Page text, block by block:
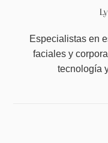
Especialistas en
faciales y
tecnología